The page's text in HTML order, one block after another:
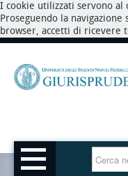
I cookie utilizzati servono
Proseguendo la
browser, accetti di ricevere